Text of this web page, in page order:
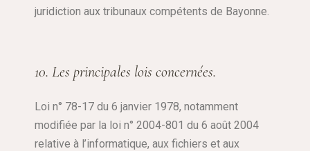
juridiction aux tribunaux compétents de Bayonne.
10. Les principales lois concernées.
Loi n° 78-17 du 6 janvier 1978, notamment
modifiée par la loi n° 2004-801 du 6 août 2004
relative à l’informatique, aux fichiers et aux